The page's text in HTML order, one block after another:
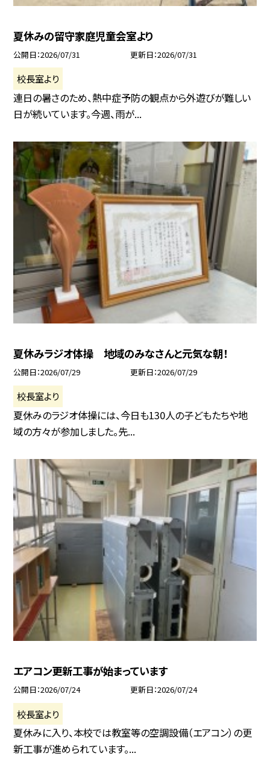
夏休みの留守家庭児童会室より
公開日 2026/07/31 更新日 2026/07/31
校長室より
連日の暑さのため、熱中症予防の観点から外遊びが難しい
日が続いています。今週、雨が...
夏休みラジオ体操 地域のみなさんと元気な朝！
公開日 2026/07/29 更新日 2026/07/29
校長室より
夏休みのラジオ体操には、今日も130人の子どもたちや地
域の方々が参加しました。先...
エアコン更新工事が始まっています
公開日 2026/07/24 更新日 2026/07/24
校長室より
夏休みに入り、本校では教室等の空調設備（エアコン）の更
新工事が進められています。...